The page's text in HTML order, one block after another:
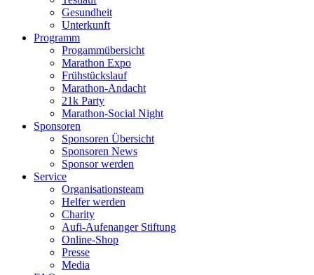
Gesundheit
Unterkunft
Programm
Progammübersicht
Marathon Expo
Frühstückslauf
Marathon-Andacht
21k Party
Marathon-Social Night
Sponsoren
Sponsoren Übersicht
Sponsoren News
Sponsor werden
Service
Organisationsteam
Helfer werden
Charity
Aufi-Aufenanger Stiftung
Online-Shop
Presse
Media